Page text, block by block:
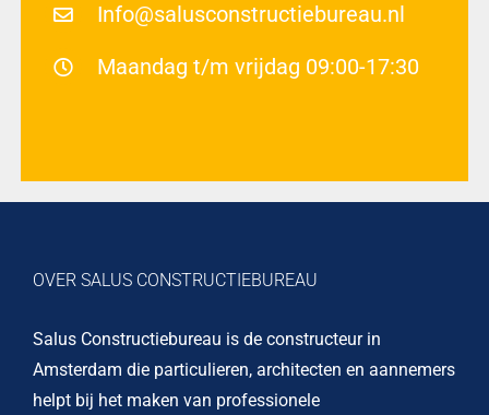
Info@salusconstructiebureau.nl
Maandag t/m vrijdag 09:00-17:30
OVER SALUS CONSTRUCTIEBUREAU
Salus Constructiebureau is de constructeur in
Amsterdam die particulieren, architecten en aannemers
helpt bij het maken van professionele